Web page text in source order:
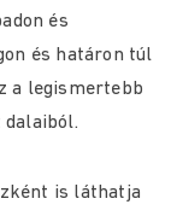
és
és határon túl
a legismertebb
is láthatja